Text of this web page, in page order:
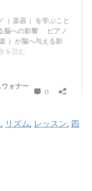
, リズム, レッスン, 四